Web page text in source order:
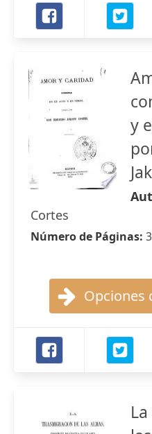
y
Cortes
Número de Páginas:
Opciones